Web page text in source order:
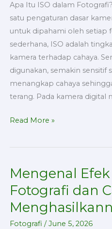
Apa Itu ISO dalam
satu pengaturan dasar
untuk dipahami oleh setiap
sederhana, ISO adalah
kamera terhadap cahaya.
digunakan, semakin sensitif
menangkap cahaya
terang. Pada kamera digital
Read More »
Mengenal
Fotografi dan
Fotografi /June 5, 2026
Mengenal
Efek
Bokeh
dalam
Fotografi